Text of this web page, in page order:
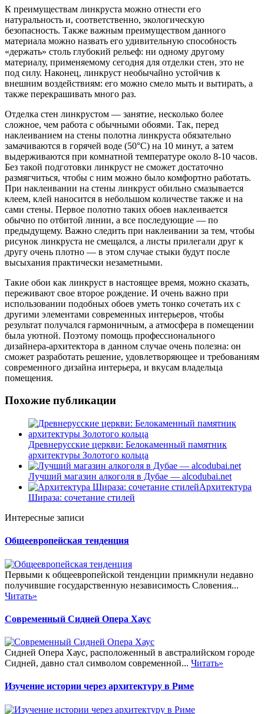
К преимуществам линкруста можно отнести его
натуральность и, соответственно, экологическую
безопасность. Также важным преимуществом данного
материала можно назвать его удивительную способность
«держать» столь глубокий рельеф: ни одному другому
материалу, применяемому сегодня для отделки стен, это не
под силу. Наконец, линкруст необычайно устойчив к
внешним воздействиям: его можно смело мыть и вытирать, а
также перекрашивать много раз.
Отделка стен линкрустом — занятие, несколько более
сложное, чем работа с обычными обоями. Так, перед
наклеиванием на стены полотна линкруста обязательно
замачиваются в горячей воде (50°С) на 10 минут, а затем
выдерживаются при комнатной температуре около 8-10 часов.
Без такой подготовки линкруст не сможет достаточно
размягчиться, чтобы с ним можно было комфортно работать.
При наклеивании на стены линкруст обильно смазывается
клеем, клей наносится в небольшом количестве также и на
сами стены. Первое полотно таких обоев наклеивается
обычно по отбитой линии, а все последующие — по
предыдущему. Важно следить при наклеивании за тем, чтобы
рисунок линкруста не смещался, а листы прилегали друг к
другу очень плотно — в этом случае стыки будут после
высыхания практически незаметными.
Такие обои как линкруст в настоящее время, можно сказать,
переживают свое второе рождение. И очень важно при
использовании подобных обоев уметь тонко сочетать их с
другими элементами современных интерьеров, чтобы
результат получался гармоничным, а атмосфера в помещении
была уютной. Поэтому помощь профессионального
дизайнера-архитектора в данном случае очень полезна: он
сможет разработать решение, удовлетворяющее и требованиям
современного дизайна интерьера, и вкусам владельца
помещения.
Похожие публикации
Древнерусские церкви: Белокаменный памятник
архитектуры Золотого кольца
Лучший магазин алкоголя в Дубае — alcodubai.net
Архитектура
Шираза: сочетание стилей
Интересные записи
Общеевропейская тенденция
Первыми к общеевропейской тенденции примкнули недавно
получившие государственную независимость Словения...
Читать»
Современный Сидней Опера Хаус
Сидней Опера Хаус, расположенный в австралийском городе
Сидней, давно стал символом современной... Читать»
Изучение истории через архитектуру в Риме